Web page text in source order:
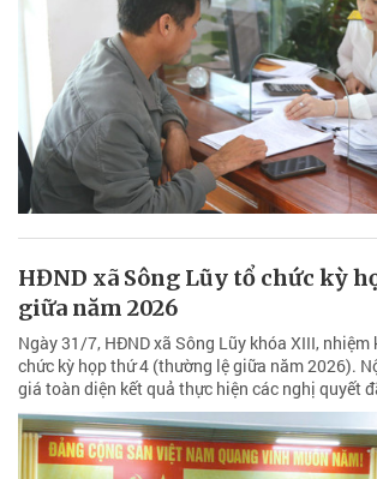
HĐND xã Sông Lũy tổ chức kỳ
giữa năm 2026
Ngày 31/7, HĐND xã Sông Lũy khóa XIII, nhiệm
chức kỳ họp thứ 4 (thường lệ giữa năm 2026).
giá toàn diện kết quả thực hiện các nghị quyết